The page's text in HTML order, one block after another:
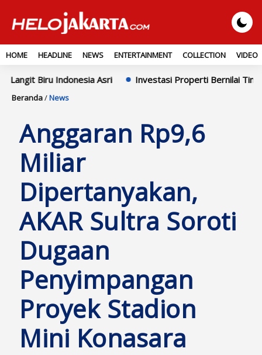
HOME HEADLINE NEWS ENTERTAINMENT COLLECTION VIDEO
Asri Investasi Properti Bernilai Tinggi! Tanah SHM
Beranda/News
Anggaran Rp9,6
Miliar
Dipertanyakan,
AKAR Sultra Soroti
Dugaan
Penyimpangan
Proyek Stadion
Mini Konasara